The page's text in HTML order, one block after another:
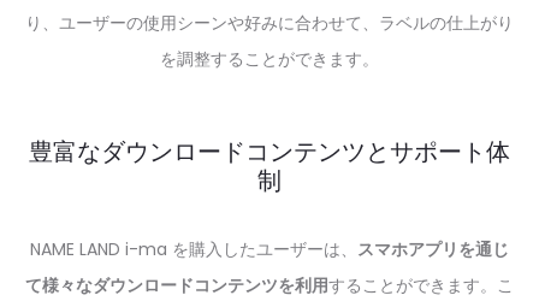
り、ユーザーの使用シーンや好みに合わせて、ラベルの仕上がり
を調整することができます。
豊富なダウンロードコンテンツとサポート体
制
NAME LAND i-ma を購入したユーザーは、 スマホアプリを通じ
て様々なダウンロードコンテンツを利用することができます。こ